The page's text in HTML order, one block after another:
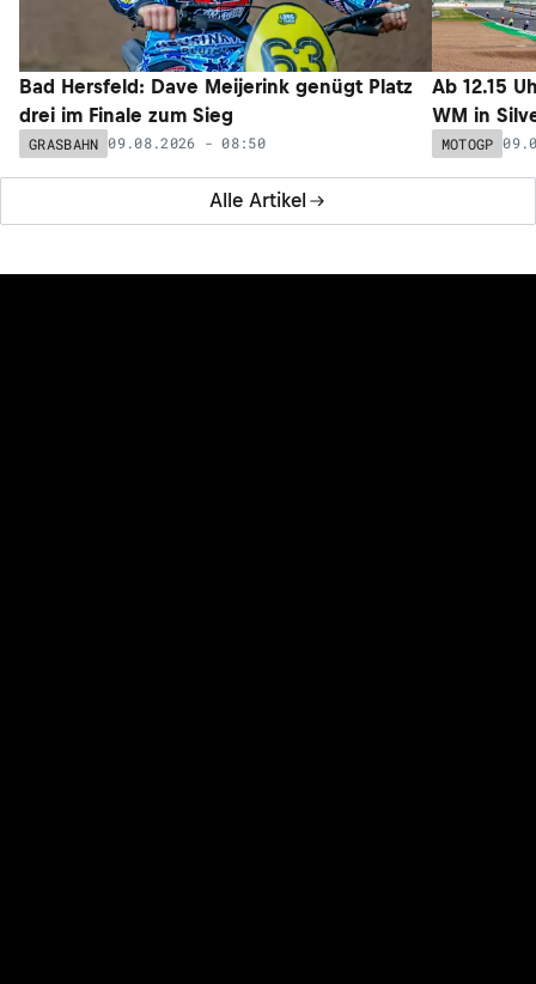
Alle Artikel
Bad Hersfeld: Dave Meijerink genügt Platz
drei im Finale zum Sieg
GRASBAHN 09.08.2026 - 08:50
Ab 12.15
WM in
MOTOGP